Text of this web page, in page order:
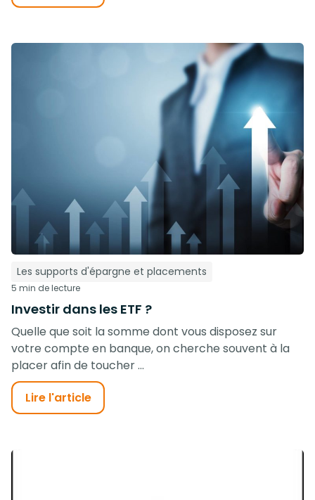
Les supports d'épargne et placements
5 min de lecture
Investir dans les ETF ?
Quelle que soit la somme dont vous disposez sur
votre compte en banque, on cherche souvent à la
placer afin de toucher ...
Lire l'article